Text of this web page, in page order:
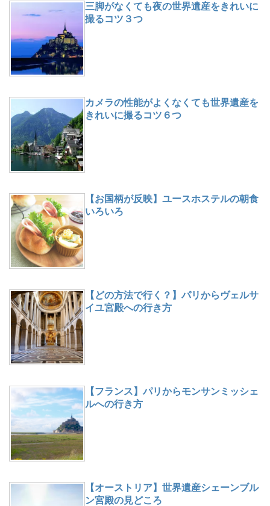
三脚がなくても夜の世界遺産をきれいに
撮るコツ３つ
カメラの性能がよくなくても世界遺産を
きれいに撮るコツ６つ
【お国柄が反映】ユースホステルの朝食
いろいろ
【どの方法で行く？】パリからヴェルサ
イユ宮殿への行き方
【フランス】パリからモンサンミッシェ
ルへの行き方
【オーストリア】世界遺産シェーンブル
ン宮殿の見どころ